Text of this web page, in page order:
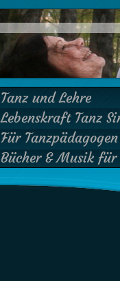
Tanz und Lehre
Lebenskraft Tanz
Für
Bücher & Musik